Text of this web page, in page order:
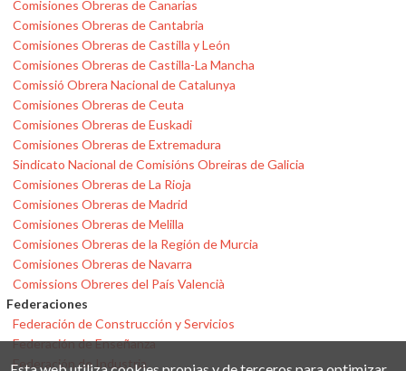
Comisiones Obreras de Canarias
Comisiones Obreras de Cantabria
Comisiones Obreras de Castilla y León
Comisiones Obreras de Castilla-La Mancha
Comissió Obrera Nacional de Catalunya
Comisiones Obreras de Ceuta
Comisiones Obreras de Euskadi
Comisiones Obreras de Extremadura
Sindicato Nacional de Comisións Obreiras de Galicia
Comisiones Obreras de La Rioja
Comisiones Obreras de Madrid
Comisiones Obreras de Melilla
Comisiones Obreras de la Región de Murcia
Comisiones Obreras de Navarra
Comissions Obreres del País Valencià
Federaciones
Federación de Construcción y Servicios
Federación de Enseñanza
Federación de Industria